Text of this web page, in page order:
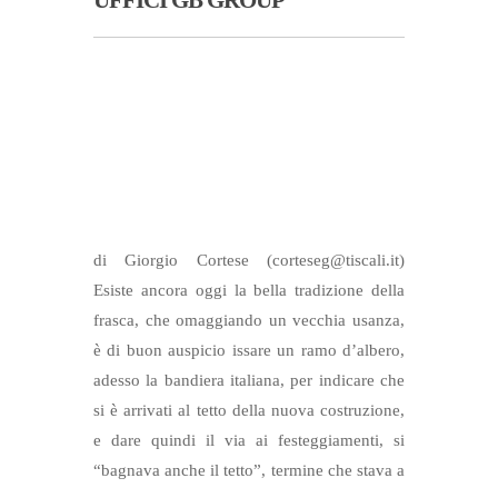
di Giorgio Cortese (corteseg@tiscali.it)
Esiste ancora oggi la bella tradizione della
frasca, che omaggiando un vecchia usanza,
è di buon auspicio issare un ramo d’albero,
adesso la bandiera italiana, per indicare che
si è arrivati al tetto della nuova costruzione,
e dare quindi il via ai festeggiamenti, si
“bagnava anche il tetto”, termine che stava a